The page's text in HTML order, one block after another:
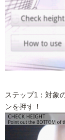
ステップ1：対象
ンを押す！